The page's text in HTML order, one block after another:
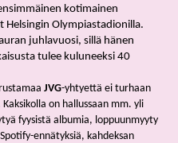
kotimainen
Olympiastadionilla.
juhlavuosi, sillä hänen
tulee kuluneeksi 40
JVG-yhtyettä ei turhaan
on hallussaan mm. yli
fyysistä albumia, loppuunmyyty
ennätyksiä, kahdeksan